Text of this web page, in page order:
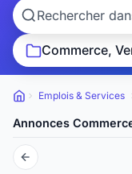
Commerce,
Petites annonces
Emplois & Services
Annonces